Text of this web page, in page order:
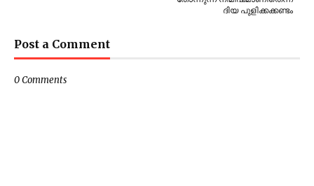
ദിയ പുളിക്കക്കണ്ടം
Post a Comment
0 Comments